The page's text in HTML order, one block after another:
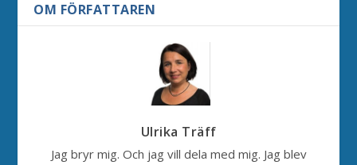
OM FÖRFATTAREN
Ulrika Träff
Jag bryr mig. Och jag vill dela med mig. Jag blev